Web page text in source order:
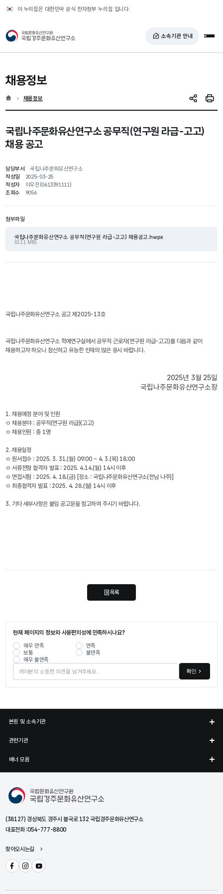
이 누리집은 대한민국 공식 전자정부 누리집 입니다.
국가유산청 국립경주문화유산연구소 소속기관 안내 전
채용정보
홈 현재 위치
채용정보 SNS 공유인쇄
국립나주문화유산연구소 공무직(연구원 라급-고고)
채용 공고
담당부서
국립나주문화유산연구소
작성일
2025-03-25
작성자
이우진(0613391111)
조회수
9056
첨부파일
국립나주문화유산연구소 공무직(연구원 라급-고고) 채용공고.hwpx
(0.11 MB)
국립나주문화유산연구소 공고 제2025-13호
국립나주문화유산연구소 학예연구실에서 공무직 근로자(연구원 라급-고고)를 다음과 같이
채용하고자 하오니 참신하고 유능한 인재의 많은 응시 바랍니다.
2025년 3월 25일
국립나주문화유산연구소장
1. 채용예정 분야 및 인원
ㅇ 채용분야 : 공무직(연구원 라급)(고고)
ㅇ 채용인원 : 총 1명
2. 채용일정
ㅇ 원서접수 : 2025. 3. 31.(월) 09:00 ~ 4. 3.(목) 18:00
ㅇ 서류전형 합격자 발표 : 2025. 4.14.(월) 14시 이후
ㅇ 면접시험 : 2025. 4. 18.(금) [장소 : 국립나주문화유산연구소(전남 나주)]
ㅇ 최종합격자 발표 : 2025. 4. 28.(월) 14시 이후
3. 기타 세부사항은 붙임 공고문을 참고하여 주시기 바랍니다.
목록
현재 페이지의 정보와 사용편의성에 만족하시나요?
매우 만족
만족
보통
불만족
매우 불만족
확인
본원 및 소속기관
관련기관
배너 모음
국립경주문화유산연구소
(38127) 경상북도 경주시 불국로 132 국립경주문화유산연구소
대표전화 :054-777-8800
찾아오시는길
페이스북인스타그램
유튜브